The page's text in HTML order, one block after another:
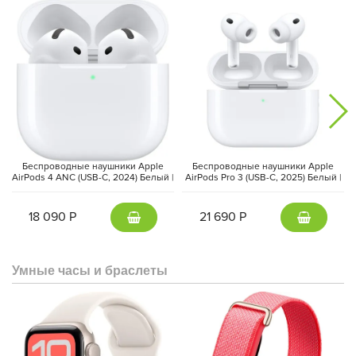
Беспроводные наушники Apple
AirPods 4 ANC (USB-C, 2024) Белый |
18 090 Р
Беспроводные наушники Apple
AirPods Pro 3 (USB-C, 2025) Белый |
21 690 Р
Умные часы и браслеты